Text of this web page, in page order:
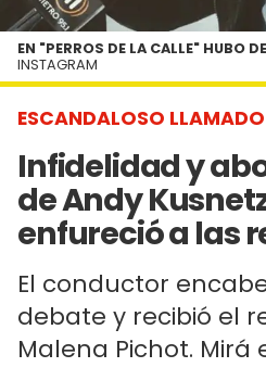
ESCANDALOSO LLAMADO
Infidelidad y
de Andy
enfureció a las
El conductor
debate y recibió el
Malena Pichot. Mirá
EN "PERROS DE LA CALLE" HUBO
INSTAGRAM